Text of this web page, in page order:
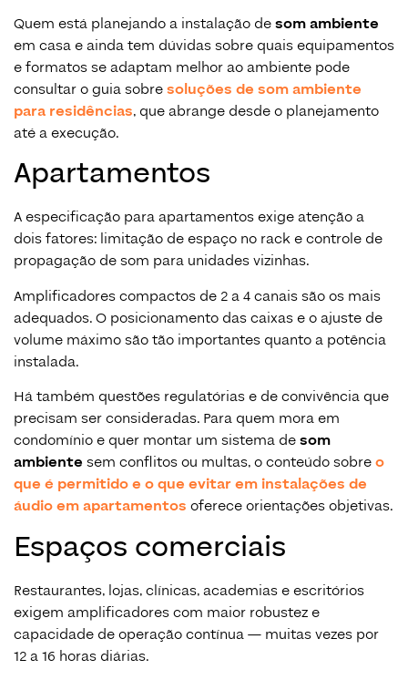
Quem está planejando a instalação desom ambiente
em casa e ainda tem dúvidas sobre quais equipamentos
e formatos se adaptam melhor ao ambiente pode
consultar o guia sobresoluções de som ambiente
para residências, que abrange desde o planejamento
até a execução.
Apartamentos
A especificação para apartamentos exige atenção a
dois fatores: limitação de espaço no rack e controle de
propagação de som para unidades vizinhas.
Amplificadores compactos de 2 a 4 canais são os mais
adequados. O posicionamento das caixas e o ajuste de
volume máximo são tão importantes quanto a potência
instalada.
Há também questões regulatórias e de convivência que
precisam ser consideradas. Para quem mora em
condomínio e quer montar um sistema desom
ambientesem conflitos ou multas, o conteúdo sobreo
que é permitido e o que evitar em instalações de
áudio em apartamentos oferece orientações objetivas.
Espaços comerciais
Restaurantes, lojas, clínicas, academias e escritórios
exigem amplificadores com maior robustez e
capacidade de operação contínua — muitas vezes por
12 a 16 horas diárias.